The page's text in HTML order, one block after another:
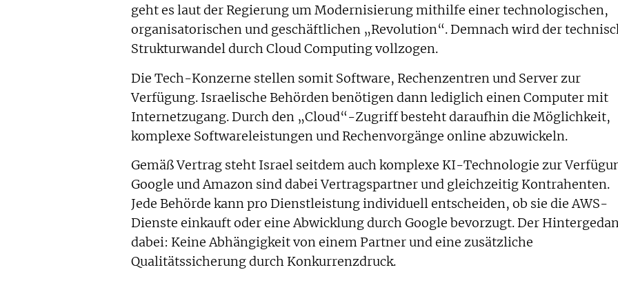
geht es laut der Regierung um Modernisierung mithilfe einer technologischen,
organisatorischen und geschäftlichen „Revolution“. Demnach wird der
Strukturwandel durch Cloud Computing vollzogen.
Die Tech-Konzerne stellen somit Software, Rechenzentren und Server zur
Verfügung. Israelische Behörden benötigen dann lediglich einen Computer mit
Internetzugang. Durch den „Cloud“-Zugriff besteht daraufhin die Möglichkeit,
komplexe Softwareleistungen und Rechenvorgänge online abzuwickeln.
Gemäß Vertrag steht Israel seitdem auch komplexe KI-Technologie zur
Google und Amazon sind dabei Vertragspartner und gleichzeitig Kontrahenten.
Jede Behörde kann pro Dienstleistung individuell entscheiden, ob sie die AWS-
Dienste einkauft oder eine Abwicklung durch Google bevorzugt. Der
dabei: Keine Abhängigkeit von einem Partner und eine zusätzliche
Qualitätssicherung durch Konkurrenzdruck.